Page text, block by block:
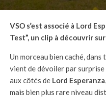
VSO s’est associé à Lord
Test”, un clip à découvrir
Un morceau bien caché, dans
vient de dévoiler par surprise
aux côtés de Lord Esperanza
mais bien plus rare niveau